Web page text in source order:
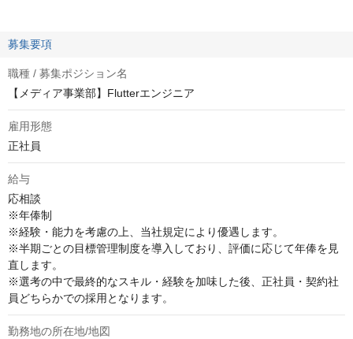
募集要項
職種 / 募集ポジション名
【メディア事業部】Flutterエンジニア
雇用形態
正社員
給与
応相談
※年俸制
※経験・能力を考慮の上、当社規定により優遇します。
※半期ごとの目標管理制度を導入しており、評価に応じて年俸を見
直します。
※選考の中で最終的なスキル・経験を加味した後、正社員・契約社
員どちらかでの採用となります。
勤務地の所在地/地図